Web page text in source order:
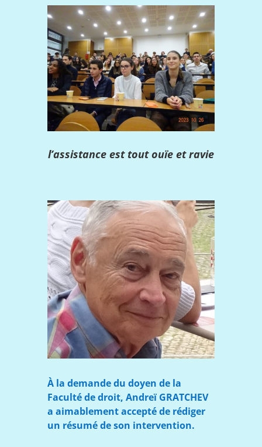
l’assistance est tout ouïe et ravie
À la demande du doyen de la
Faculté de droit, Andreï GRATCHEV
a aimablement accepté de rédiger
un résumé de son intervention.